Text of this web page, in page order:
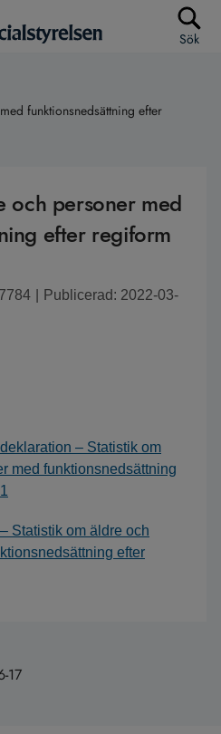
Sök
funktionsnedsättning efter
och personer med
efter regiform
Publicerad: 2022-03-
– Statistik om
med funktionsnedsättning
Statistik om äldre och
efter
17